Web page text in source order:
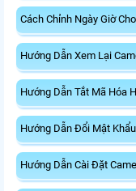
Cách Chỉnh Ngày Giờ
Hướng Dẫn Xem Lại
Hướng Dẫn Tắt Mã Hóa
Hướng Dẫn Đổi Mật
Hướng Dẫn Cài Đặt